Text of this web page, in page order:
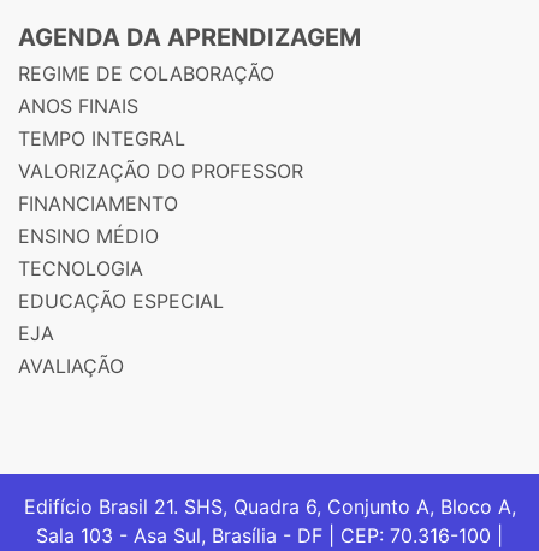
AGENDA DA APRENDIZAGEM
REGIME DE COLABORAÇÃO
ANOS FINAIS
TEMPO INTEGRAL
VALORIZAÇÃO DO PROFESSOR
FINANCIAMENTO
ENSINO MÉDIO
TECNOLOGIA
EDUCAÇÃO ESPECIAL
EJA
AVALIAÇÃO
Edifício Brasil 21. SHS, Quadra 6, Conjunto A, Bloco A,
Sala 103 - Asa Sul, Brasília - DF | CEP: 70.316-100 |